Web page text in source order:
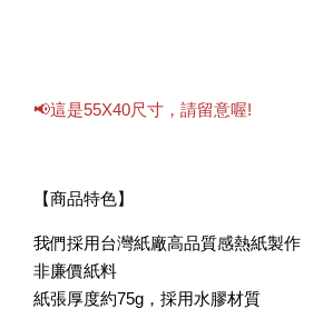
📢這是55X40尺寸，請留意喔!
【商品特色】
我們採用台灣紙廠高品質感熱紙製作
非廉價紙料
紙張厚度約75g，採用水膠材質